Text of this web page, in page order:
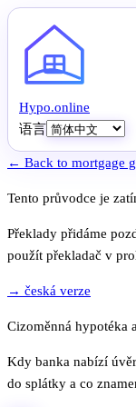
Hypo.online
语言
← Back to mortgage
Tento průvodce je
Překlady přidáme
použít překladač v
→ česká verze
Cizoměnná hypotéka
Kdy banka nabízí
do splátky a co